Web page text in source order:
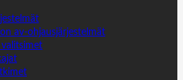
av-ohjausjärjestelmät
valitsimet